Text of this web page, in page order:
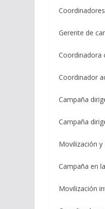
Gerente de
Coordinadora
Coordinador
Campaña
Campaña
Movilización
Campaña en
Movilización